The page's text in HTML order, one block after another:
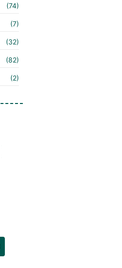
(74)
(7)
(32)
(82)
(2)